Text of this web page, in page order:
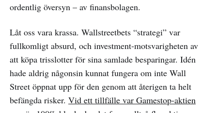
ordentlig översyn – av finansbolagen.
Låt oss vara krassa. Wallstreetbets “strategi” var
fullkomligt absurd, och investment-motsvarigheten av
att köpa trisslotter för sina samlade besparingar. Idén
hade aldrig någonsin kunnat fungera om inte Wall
Street öppnat upp för den genom att återigen ta helt
befängda risker. Vid ett tillfälle var Gamestop-aktien